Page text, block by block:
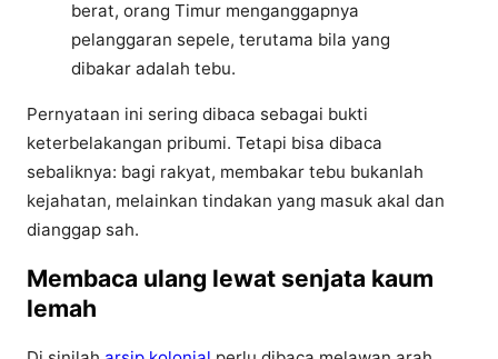
berat, orang Timur menganggapnya
pelanggaran sepele, terutama bila yang
dibakar adalah tebu.
Pernyataan ini sering dibaca sebagai bukti
keterbelakangan pribumi. Tetapi bisa dibaca
sebaliknya: bagi rakyat, membakar tebu bukanlah
kejahatan, melainkan tindakan yang masuk akal dan
dianggap sah.
Membaca ulang lewat senjata kaum
lemah